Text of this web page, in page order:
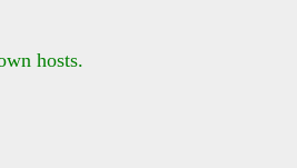
hosts.